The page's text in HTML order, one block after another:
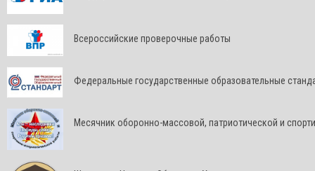
Всероссийские проверочные работы
Федеральные государственные образовательные
Месячник оборонно-массовой, патриотической и